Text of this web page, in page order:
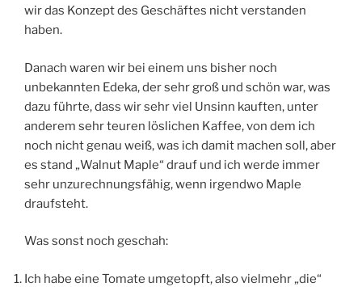
wir das Konzept des Geschäftes nicht verstanden
haben.
Danach waren wir bei einem uns bisher noch
unbekannten Edeka, der sehr groß und schön war, was
dazu führte, dass wir sehr viel Unsinn kauften, unter
anderem sehr teuren löslichen Kaffee, von dem ich
noch nicht genau weiß, was ich damit machen soll, aber
es stand „Walnut Maple“ drauf und ich werde immer
sehr unzurechnungsfähig, wenn irgendwo Maple
draufsteht.
Was sonst noch geschah:
Ich habe eine Tomate umgetopft, also vielmehr „die“